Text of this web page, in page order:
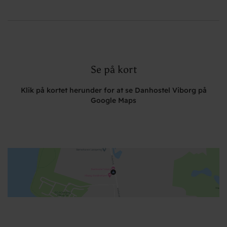
Se på kort
Klik på kortet herunder for at se Danhostel Viborg på
Google Maps